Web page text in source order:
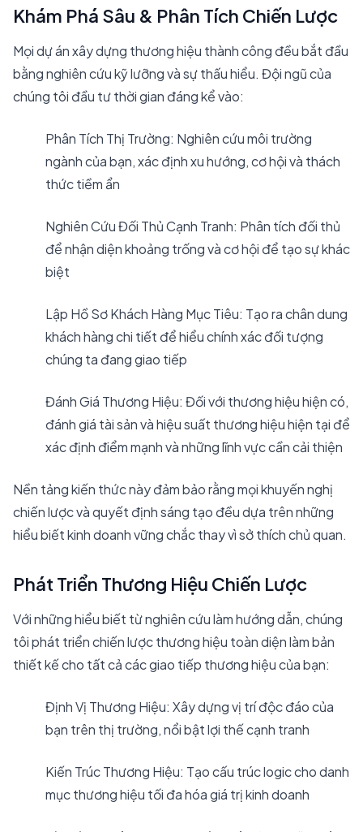
Khám Phá Sâu & Phân Tích Chiến Lược
Mọi dự án xây dựng thương hiệu thành công đều bắt đầu
bằng nghiên cứu kỹ lưỡng và sự thấu hiểu. Đội ngũ của
chúng tôi đầu tư thời gian đáng kể vào:
Phân Tích Thị Trường: Nghiên cứu môi trường
ngành của bạn, xác định xu hướng, cơ hội và thách
thức tiềm ẩn
Nghiên Cứu Đối Thủ Cạnh Tranh: Phân tích đối thủ
để nhận diện khoảng trống và cơ hội để tạo sự khác
biệt
Lập Hồ Sơ Khách Hàng Mục Tiêu: Tạo ra chân dung
khách hàng chi tiết để hiểu chính xác đối tượng
chúng ta đang giao tiếp
Đánh Giá Thương Hiệu: Đối với thương hiệu hiện có,
đánh giá tài sản và hiệu suất thương hiệu hiện tại để
xác định điểm mạnh và những lĩnh vực cần cải thiện
Nền tảng kiến thức này đảm bảo rằng mọi khuyến nghị
chiến lược và quyết định sáng tạo đều dựa trên những
hiểu biết kinh doanh vững chắc thay vì sở thích chủ quan.
Phát Triển Thương Hiệu Chiến Lược
Với những hiểu biết từ nghiên cứu làm hướng dẫn, chúng
tôi phát triển chiến lược thương hiệu toàn diện làm bản
thiết kế cho tất cả các giao tiếp thương hiệu của bạn:
Định Vị Thương Hiệu: Xây dựng vị trí độc đáo của
bạn trên thị trường, nổi bật lợi thế cạnh tranh
Kiến Trúc Thương Hiệu: Tạo cấu trúc logic cho danh
mục thương hiệu tối đa hóa giá trị kinh doanh